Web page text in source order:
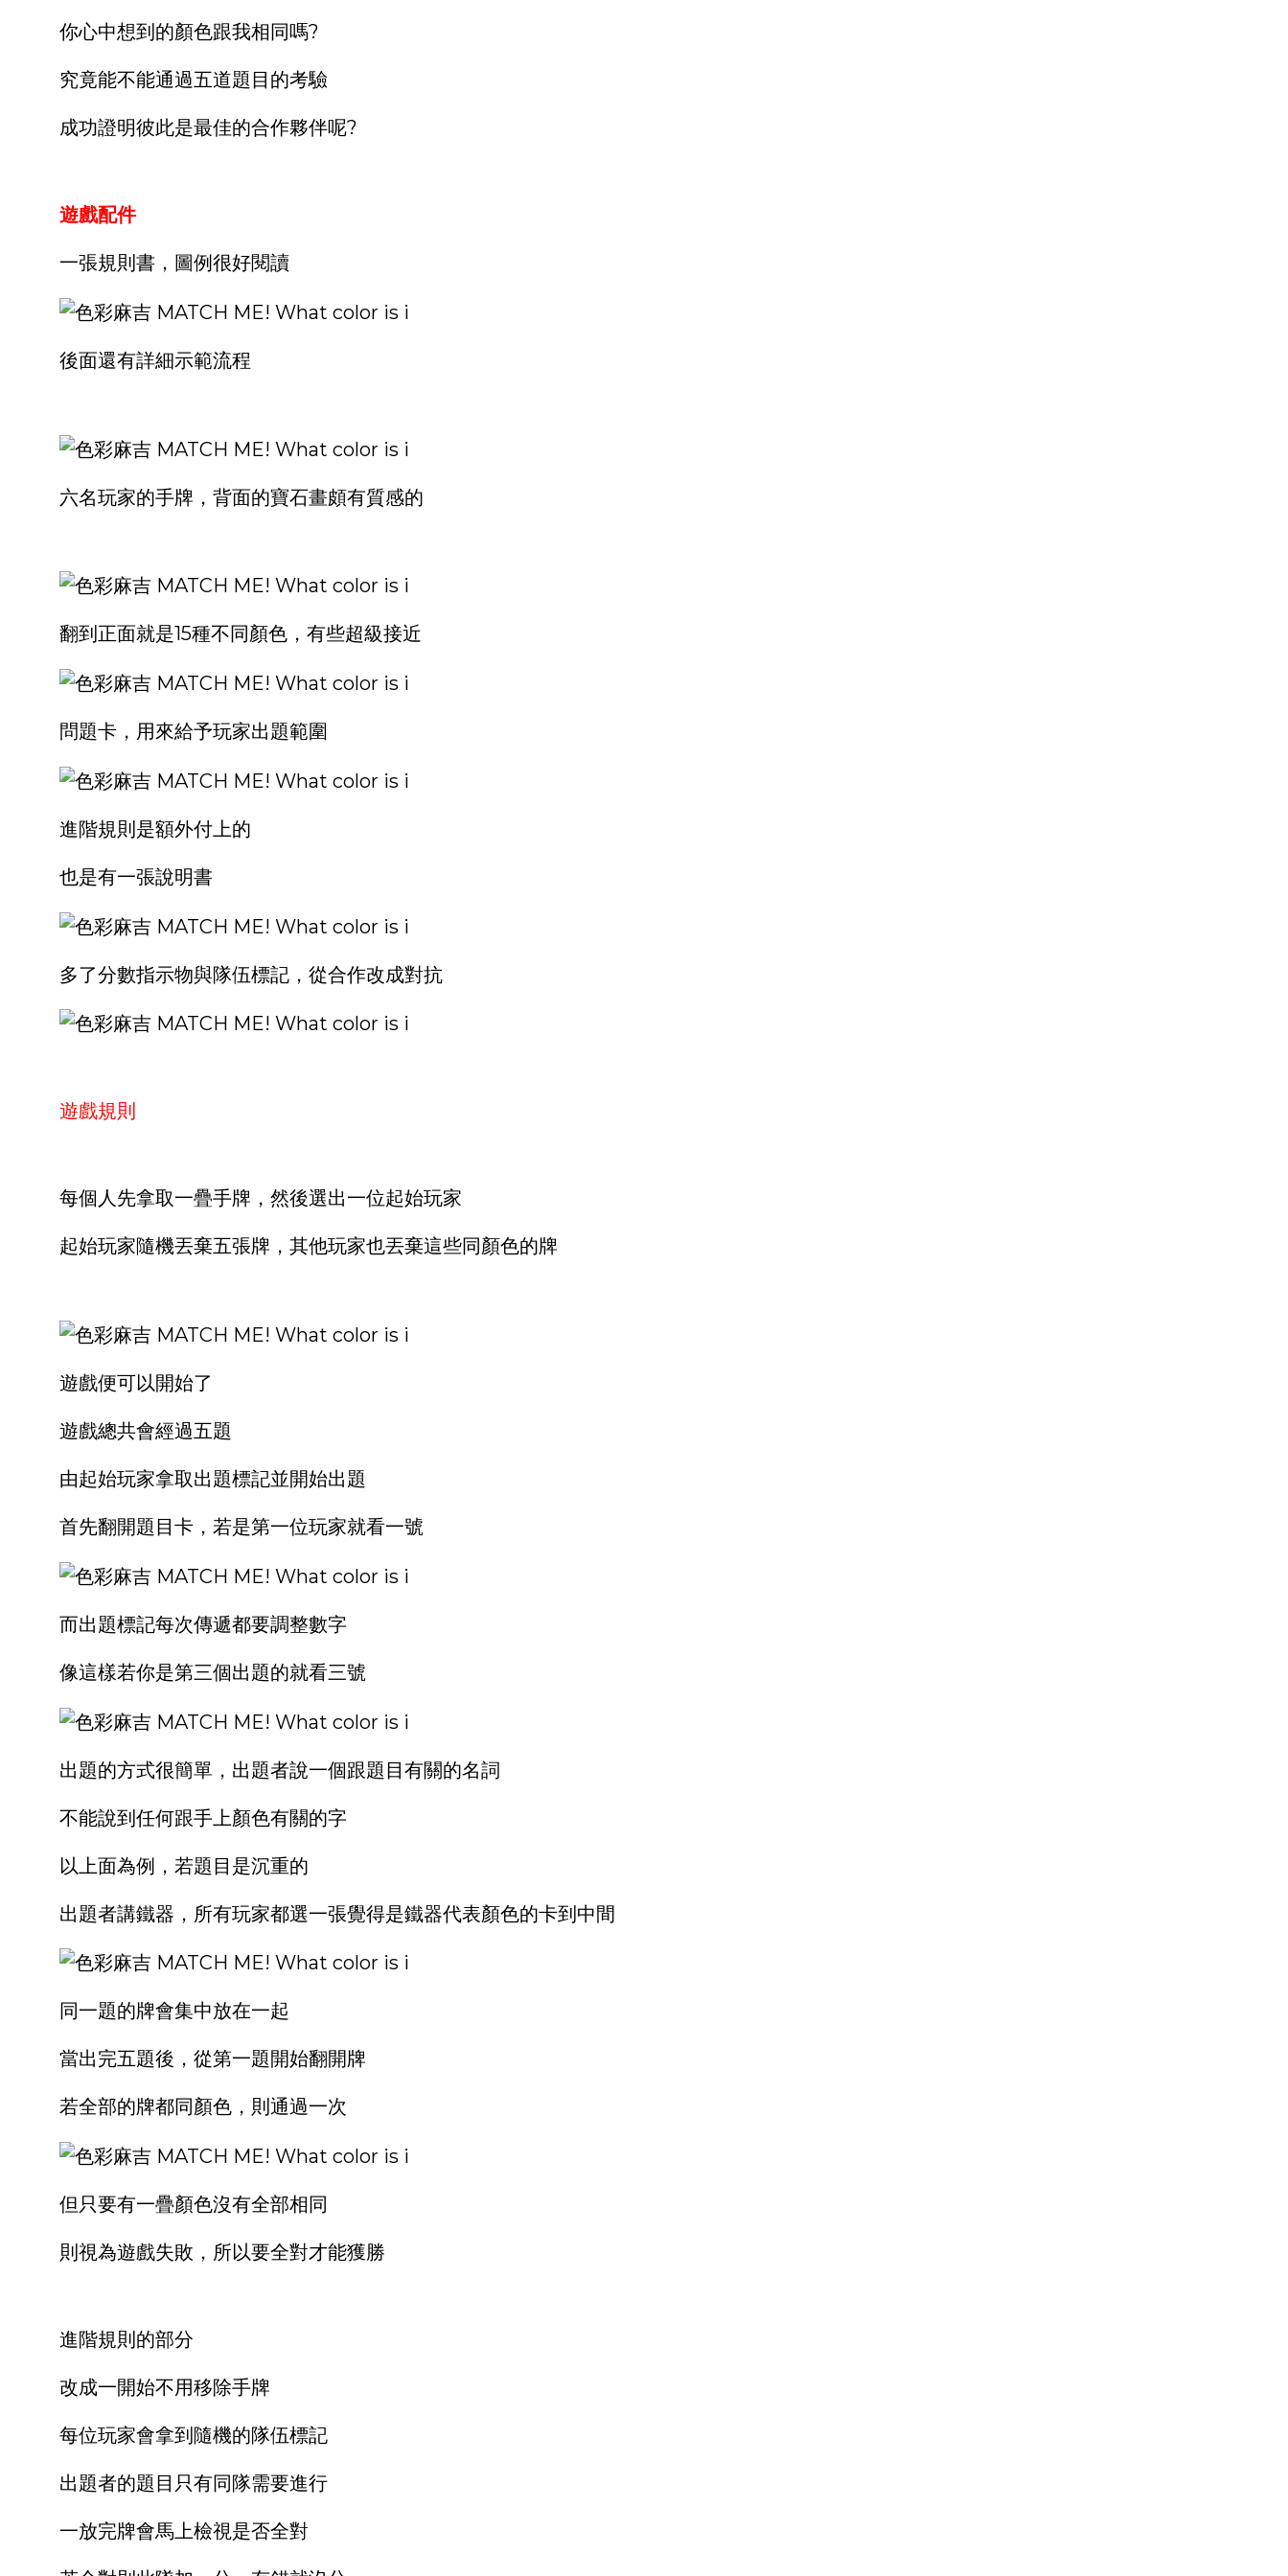
你心中想到的顏色跟我相同嗎?
究竟能不能通過五道題目的考驗
成功證明彼此是最佳的合作夥伴呢?
遊戲配件
一張規則書，圖例很好閱讀
後面還有詳細示範流程
六名玩家的手牌，背面的寶石畫頗有質感的
翻到正面就是15種不同顏色，有些超級接近
問題卡，用來給予玩家出題範圍
進階規則是額外付上的
也是有一張說明書
多了分數指示物與隊伍標記，從合作改成對抗
遊戲規則
每個人先拿取一疊手牌，然後選出一位起始玩家
起始玩家隨機丟棄五張牌，其他玩家也丟棄這些同顏色的牌
遊戲便可以開始了
遊戲總共會經過五題
由起始玩家拿取出題標記並開始出題
首先翻開題目卡，若是第一位玩家就看一號
而出題標記每次傳遞都要調整數字
像這樣若你是第三個出題的就看三號
出題的方式很簡單，出題者說一個跟題目有關的名詞
不能說到任何跟手上顏色有關的字
以上面為例，若題目是沉重的
出題者講鐵器，所有玩家都選一張覺得是鐵器代表顏色的卡到中間
同一題的牌會集中放在一起
當出完五題後，從第一題開始翻開牌
若全部的牌都同顏色，則通過一次
但只要有一疊顏色沒有全部相同
則視為遊戲失敗，所以要全對才能獲勝
進階規則的部分
改成一開始不用移除手牌
每位玩家會拿到隨機的隊伍標記
出題者的題目只有同隊需要進行
一放完牌會馬上檢視是否全對